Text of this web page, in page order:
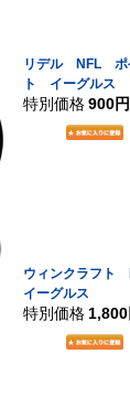
リデル NFL ポ
ト イーグルス
特別価格 900円
ウィンクラフト
イーグルス
特別価格 1,800